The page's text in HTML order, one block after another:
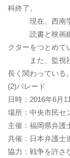
科終了。
現在、西南学院
読書と映画鑑
クターをつとめて
また、監視社
長く関わっている。
(2)パレード
日時：2016年6月
場所：中央市民セ
主催：福岡県弁護
共催：日本弁護士
協力：戦争を許さ